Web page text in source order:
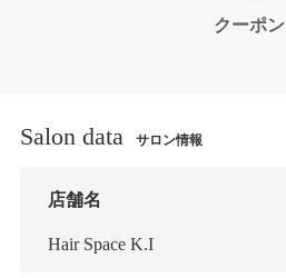
クーポン
Salon data サロン情報
店舗名
Hair Space K.I